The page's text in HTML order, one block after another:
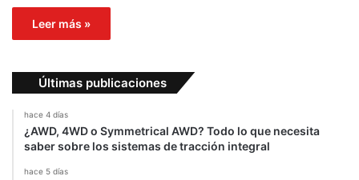
Leer más »
Últimas publicaciones
hace 4 días
¿AWD, 4WD o Symmetrical AWD? Todo lo que necesita
saber sobre los sistemas de tracción integral
hace 5 días